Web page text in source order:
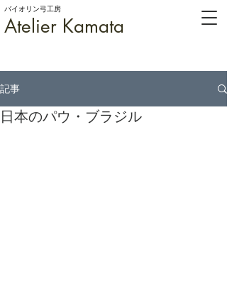
Atelier Kamata
バイオリン弓工房
記事
日本のパウ・ブラジル